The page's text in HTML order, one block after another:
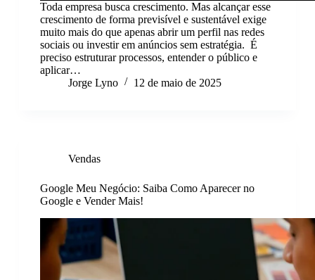
Toda empresa busca crescimento. Mas alcançar esse
crescimento de forma previsível e sustentável exige
muito mais do que apenas abrir um perfil nas redes
sociais ou investir em anúncios sem estratégia. É
preciso estruturar processos, entender o público e
aplicar…
Jorge Lyno
12 de maio de 2025
Vendas
Google Meu Negócio: Saiba Como Aparecer no
Google e Vender Mais!